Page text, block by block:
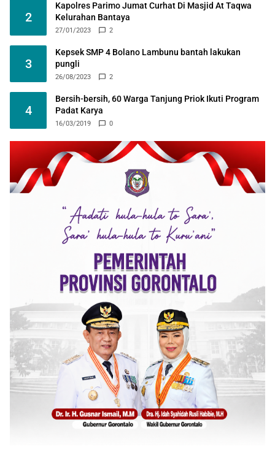
2
Kapolres Parimo Jumat Curhat Di Masjid At Taqwa
Kelurahan Bantaya
27/01/2023 2
3
Kepsek SMP 4 Bolano Lambunu bantah lakukan
pungli
26/08/2023 2
4
Bersih-bersih, 60 Warga Tanjung Priok Ikuti Program
Padat Karya
16/03/2019 0